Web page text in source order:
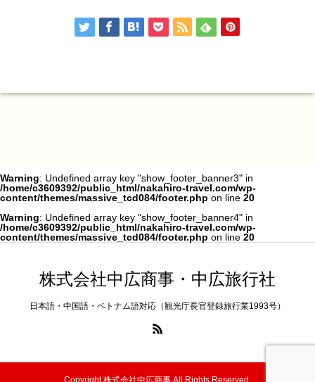
Warning: Undefined array key "show_footer_banner3" in
/home/c3609392/public_html/nakahiro-travel.com/wp-
content/themes/massive_tcd084/footer.php on line 20
Warning: Undefined array key "show_footer_banner4" in
/home/c3609392/public_html/nakahiro-travel.com/wp-
content/themes/massive_tcd084/footer.php on line 20
株式会社中広商事・中広旅行社
日本語・中国語・ベトナム語対応（観光庁長官登録旅行業1993号）
Copyright 株式会社中広商事 All Rights Reserved.